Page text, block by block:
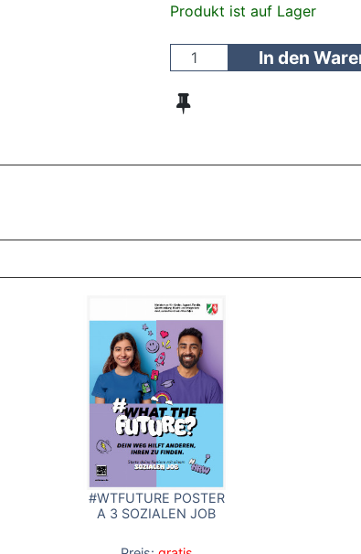
Produkt ist auf Lager
In den
BROSCHÜREN
#WTFUTURE POSTER
A 3 SOZIALEN JOB